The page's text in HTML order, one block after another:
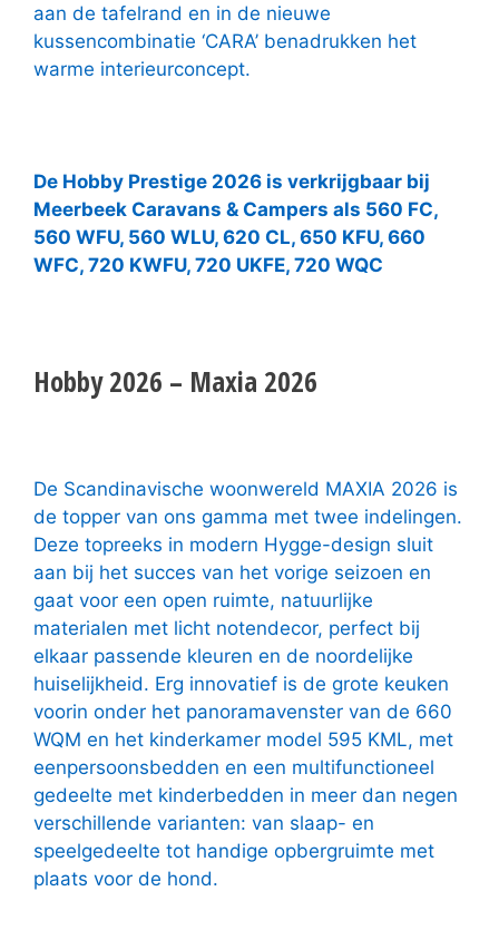
aan de tafelrand en in de nieuwe
kussencombinatie ‘CARA’ benadrukken het
warme interieurconcept.
De Hobby Prestige 2026 is verkrijgbaar bij
Meerbeek Caravans & Campers als 560 FC,
560 WFU, 560 WLU, 620 CL, 650 KFU, 660
WFC, 720 KWFU, 720 UKFE, 720 WQC
Hobby 2026 – Maxia 2026
De Scandinavische woonwereld MAXIA 2026 is
de topper van ons gamma met twee indelingen.
Deze topreeks in modern Hygge-design sluit
aan bij het succes van het vorige seizoen en
gaat voor een open ruimte, natuurlijke
materialen met licht notendecor, perfect bij
elkaar passende kleuren en de noordelijke
huiselijkheid. Erg innovatief is de grote keuken
voorin onder het panoramavenster van de 660
WQM en het kinderkamer model 595 KML, met
eenpersoonsbedden en een multifunctioneel
gedeelte met kinderbedden in meer dan negen
verschillende varianten: van slaap- en
speelgedeelte tot handige opbergruimte met
plaats voor de hond.